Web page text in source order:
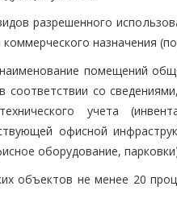
разрешенного
назначения
наименование помещений
соответствии со
учета
офисной
оборудование,
объектов не менее 20